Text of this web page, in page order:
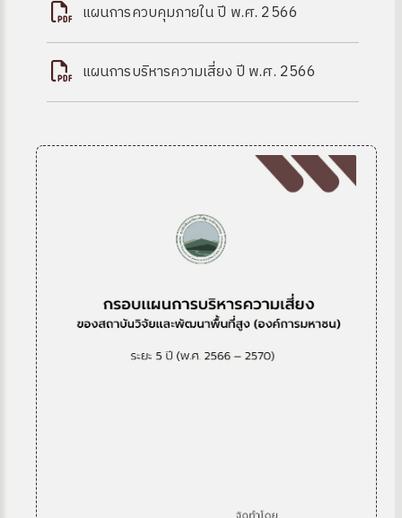
แผนการควบคุมภายใน ปี พ.ศ. 2566
แผนการบริหารความเสี่ยง ปี พ.ศ. 2566